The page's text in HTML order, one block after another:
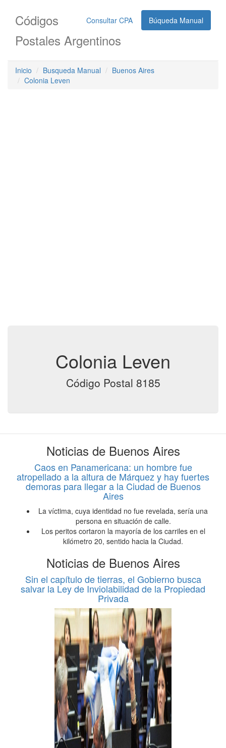
Consultar CPA Búqueda Manual
Códigos
Postales Argentinos
Inicio Busqueda Manual
Buenos Aires
Colonia Leven
Colonia Leven
Código Postal 8185
Noticias de Buenos Aires
Caos en Panamericana: un hombre fue
atropellado a la altura de Márquez y hay fuertes
demoras para llegar a la Ciudad de Buenos
Aires
La víctima, cuya identidad no fue revelada, sería una
persona en situación de calle.
Los peritos cortaron la mayoría de los carriles en el
kilómetro 20, sentido hacia la Ciudad.
Noticias de Buenos Aires
Sin el capítulo de tierras, el Gobierno busca
salvar la Ley de Inviolabilidad de la Propiedad
Privada